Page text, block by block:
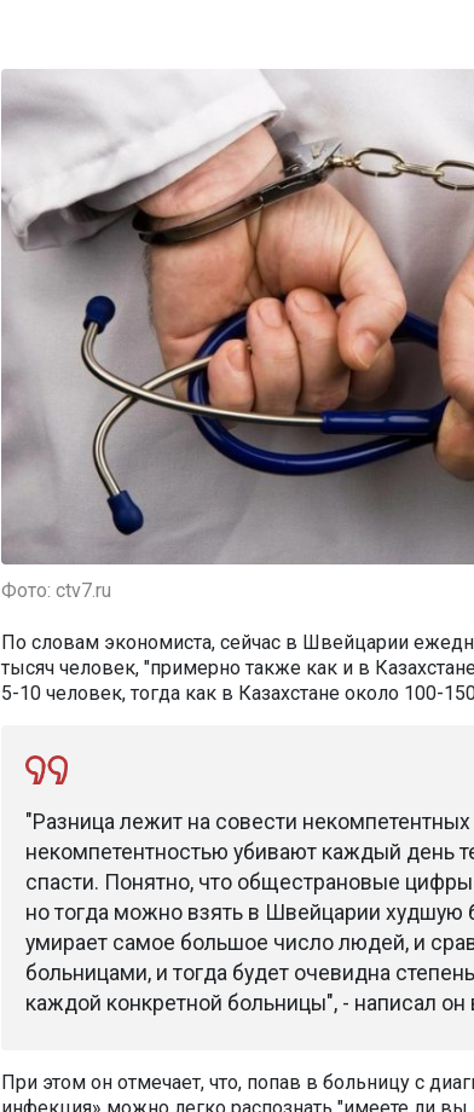
Фото: ctv7.ru
По словам экономиста, сейчас в Швейцарии
тысяч человек, "примерно также как и в
5-10 человек, тогда как в Казахстане около 100-
"Разница лежит на совести
некомпетентностью убивают каждый день
спасти. Понятно, что общестрановые цифры
но тогда можно взять в Швейцарии худшую
умирает самое большое число людей, и
больницами, и тогда будет очевидна
каждой конкретной больницы", - написал он
При этом он отмечает, что, попав в больницу с